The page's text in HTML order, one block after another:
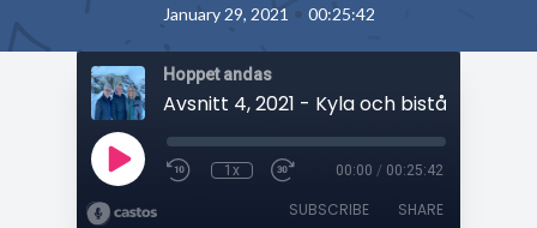
January 29, 2021 • 00:25:42
Hoppet andas
Avsnitt 4, 2021 - Kyla och bistånd
1x 00:00 / 00:25:42
SUBSCRIBE SHARE